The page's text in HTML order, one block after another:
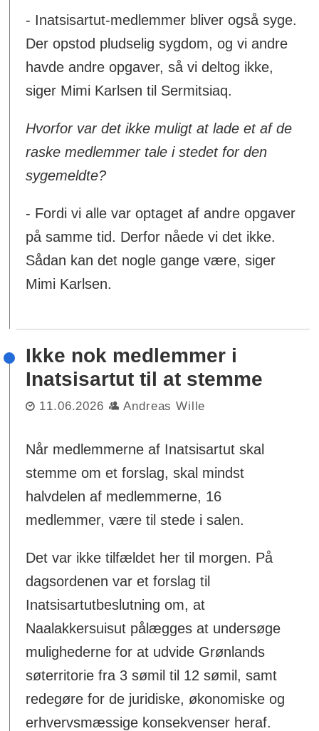
- Inatsisartut-medlemmer bliver også syge.
Der opstod pludselig sygdom, og vi andre
havde andre opgaver, så vi deltog ikke,
siger Mimi Karlsen til Sermitsiaq.
Hvorfor var det ikke muligt at lade et af de
raske medlemmer tale i stedet for den
sygemeldte?
- Fordi vi alle var optaget af andre opgaver
på samme tid. Derfor nåede vi det ikke.
Sådan kan det nogle gange være, siger
Mimi Karlsen.
Ikke nok medlemmer i
Inatsisartut til at stemme
11.06.2026 Andreas Wille
Når medlemmerne af Inatsisartut skal
stemme om et forslag, skal mindst
halvdelen af medlemmerne, 16
medlemmer, være til stede i salen.
Det var ikke tilfældet her til morgen. På
dagsordenen var et forslag til
Inatsisartutbeslutning om, at
Naalakkersuisut pålægges at undersøge
mulighederne for at udvide Grønlands
søterritorie fra 3 sømil til 12 sømil, samt
redegøre for de juridiske, økonomiske og
erhvervsmæssige konsekvenser heraf.